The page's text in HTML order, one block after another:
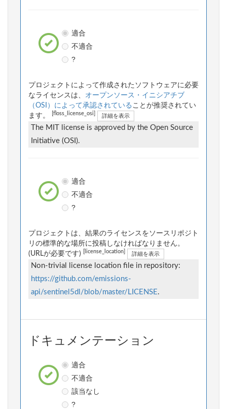
適合
不適合
?
プロジェクトによって作成されたソフトウェアに必要
なライセンスは、 オープンソース・イニシアチブ
（OSI）によって承認されている ことが推奨されてい
ます。
[floss_license_osi] 詳細を表示
The MIT license is approved by the Open Source
Initiative (OSI).
適合
不適合
?
プロジェクトは、結果のライセンスをソースリポジト
リの標準的な場所に投稿しなければなりません。
(URLが必要です)
[license_location] 詳細を表示
Non-trivial license location file in repository:
https://github.com/emissions-
api/sentinel5dl/blob/master/LICENSE .
ドキュメンテーション
適合
不適合
該当なし
?